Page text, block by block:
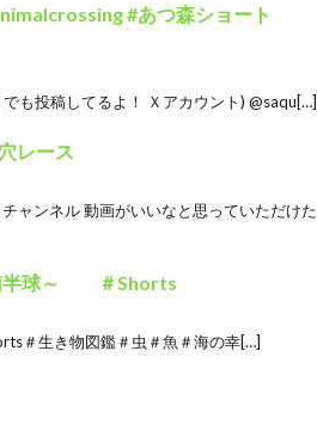
#あつ森ショート
も投稿してるよ！ Ｘアカウント) @saqu[…]
レース
ャンネル 動画がいいなと思っていただけた
南半球～ ＃Shorts
＃生き物図鑑＃虫＃魚＃海の幸[…]